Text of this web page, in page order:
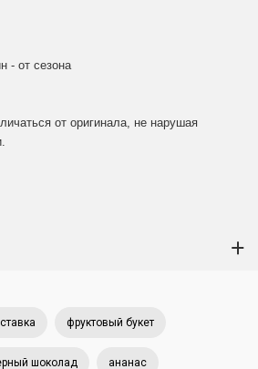
- от сезона
от оригинала, не нарушая
фруктовый букет
шоколад ананас